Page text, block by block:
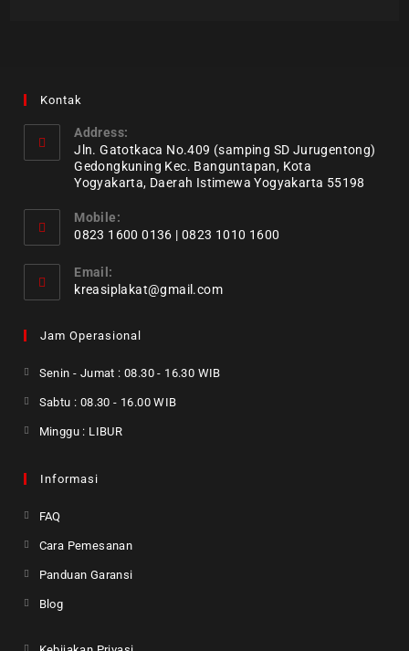
Kontak
Address:
Jln. Gatotkaca No.409 (samping SD Jurugentong)
Gedongkuning Kec. Banguntapan, Kota
Yogyakarta, Daerah Istimewa Yogyakarta 55198
Mobile:
0823 1600 0136 | 0823 1010 1600
Email:
kreasiplakat@gmail.com
Jam Operasional
Senin - Jumat : 08.30 - 16.30 WIB
Sabtu : 08.30 - 16.00 WIB
Minggu : LIBUR
Informasi
FAQ
Cara Pemesanan
Panduan Garansi
Blog